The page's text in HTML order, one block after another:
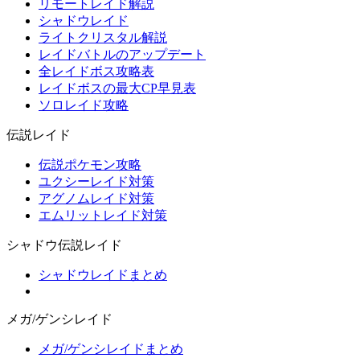
リモートレイド解説
シャドウレイド
ライトクリスタル解説
レイドバトルのアップデート
全レイドボス攻略表
レイドボスの最大CP早見表
ソロレイド攻略
伝説レイド
伝説ポケモン攻略
ユクシーレイド対策
アグノムレイド対策
エムリットレイド対策
シャドウ伝説レイド
シャドウレイドまとめ
メガ/ゲンシレイド
メガ/ゲンシレイドまとめ